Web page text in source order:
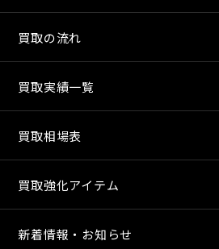
買取の流れ
買取実績一覧
買取相場表
買取強化アイテム
新着情報・お知らせ